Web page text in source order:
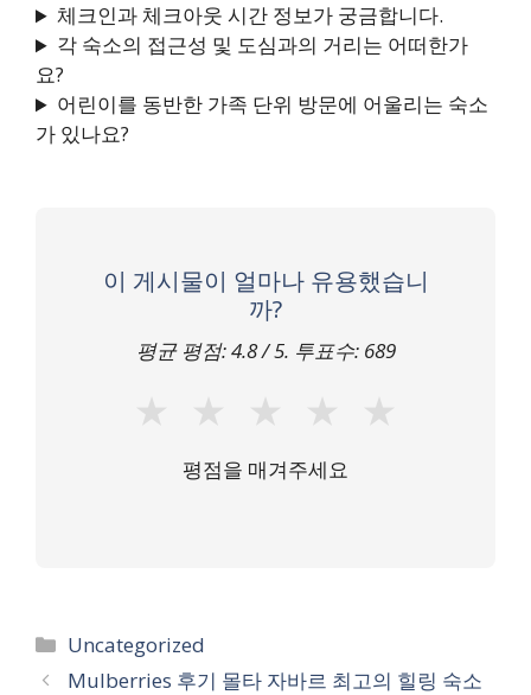
체크인과 체크아웃 시간 정보가 궁금합니다.
각 숙소의 접근성 및 도심과의 거리는 어떠한가
요?
어린이를 동반한 가족 단위 방문에 어울리는 숙소
가 있나요?
이 게시물이 얼마나 유용했습니
까?
평균 평점:4.8/ 5. 투표수: 689
★ ★ ★ ★ ★
평점을 매겨주세요
카
테
Uncategorized
Mulberries 후기 몰타 자바르 최고의 힐링 숙소